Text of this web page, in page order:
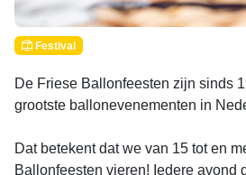
Festival
De Friese Ballonfeesten zijn sinds
grootste ballonevenementen in
Dat betekent dat we van 15 tot en
Ballonfeesten vieren! Iedere avond